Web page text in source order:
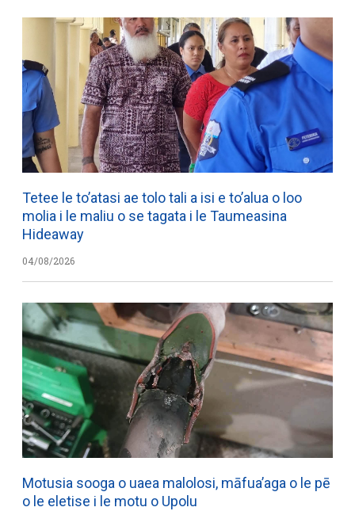
Tetee le to’atasi ae tolo tali a isi e to’alua o loo
molia i le maliu o se tagata i le Taumeasina
Hideaway
04/08/2026
Motusia sooga o uaea malolosi, māfua’aga o le pē
o le eletise i le motu o Upolu